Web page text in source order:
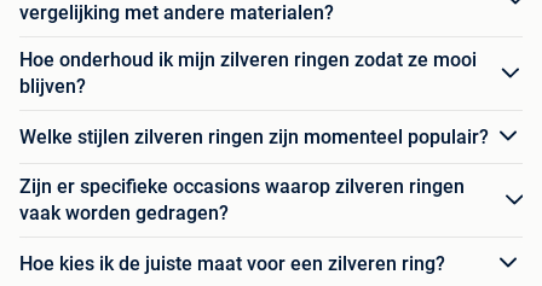
vergelijking met andere materialen?
Hoe onderhoud ik mijn zilveren ringen zodat ze mooi
blijven?
Welke stijlen zilveren ringen zijn momenteel populair?
Zijn er specifieke occasions waarop zilveren ringen
vaak worden gedragen?
Hoe kies ik de juiste maat voor een zilveren ring?